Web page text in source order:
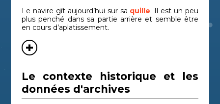
Le navire gît aujourd’hui sur sa quille. Il est un peu
plus penché dans sa partie arrière et semble être
en cours d’aplatissement.
Le contexte historique et les
données d'archives